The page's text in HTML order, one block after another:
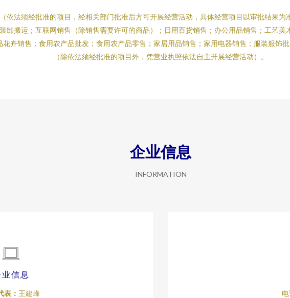
依法须经批准的项目，经相关部门批准后方可开展经营活动，具体经营项目以审批结果
卸搬运；互联网销售（除销售需要许可的商品）；日用百货销售；办公用品销售；工艺
卉销售；食用农产品批发；食用农产品零售；家居用品销售；家用电器销售；服装服饰
（除依法须经批准的项目外，凭营业执照依法自主开展经营活动）。
企业信息
INFORMATION
信息
表： 王建峰